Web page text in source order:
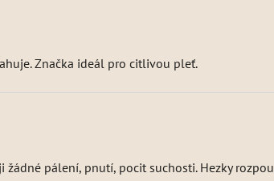
Značka ideál pro citlivou pleť.
žádné pálení, pnutí, pocit suchosti. Hezky